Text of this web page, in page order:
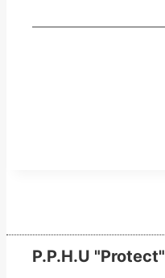
P.P.H.U "Protect"